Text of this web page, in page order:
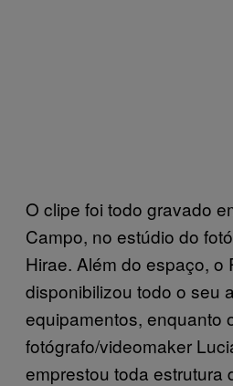
O clipe foi todo gravado
Campo, no estúdio do
Hirae. Além do espaço, o
disponibilizou todo o seu
equipamentos, enquanto
fotógrafo/videomaker
emprestou toda estrutura